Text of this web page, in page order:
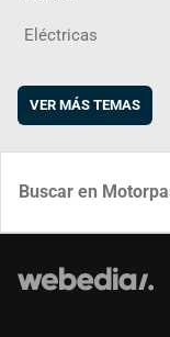
Eléctricas
VER MÁS TEMAS